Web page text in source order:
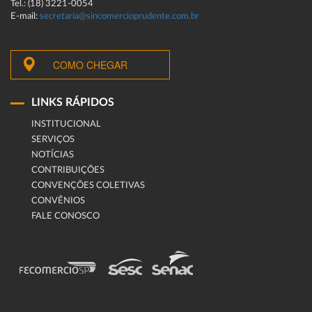
Tel.: (18) 3221-0054
E-mail: secretaria@sincomercioprudente.com.br
COMO CHEGAR
LINKS RÁPIDOS
INSTITUCIONAL
SERVIÇOS
NOTÍCIAS
CONTRIBUIÇÕES
CONVENÇÕES COLETIVAS
CONVÊNIOS
FALE CONOSCO